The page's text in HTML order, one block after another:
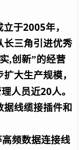
立于2005年，
长三角引进优秀
,创新”的经营
大生产规模，
人员近20人。
线缆接插件和
高频数据连接线